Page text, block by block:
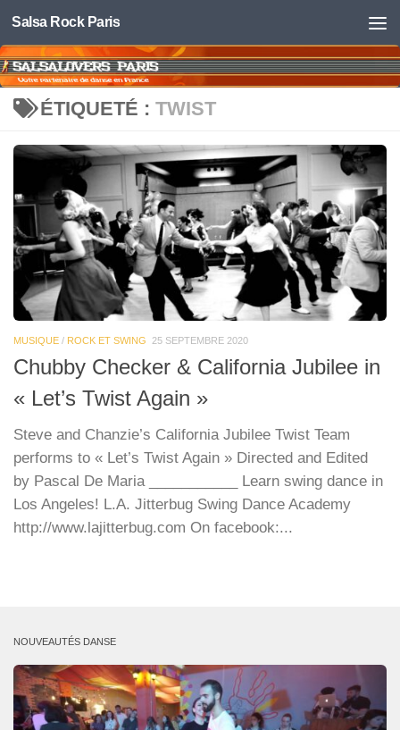
Skip to content
Salsa Rock Paris
ÉTIQUETÉ : TWIST
MUSIQUE / ROCK ET SWING 25 SEPTEMBRE 2020
Chubby Checker & California Jubilee in
« Let’s Twist Again »
Steve and Chanzie’s California Jubilee Twist Team
performs to « Let’s Twist Again » Directed and Edited
by Pascal De Maria ___________ Learn swing dance in
Los Angeles! L.A. Jitterbug Swing Dance Academy
http://www.lajitterbug.com On facebook:...
NOUVEAUTÉS DANSE